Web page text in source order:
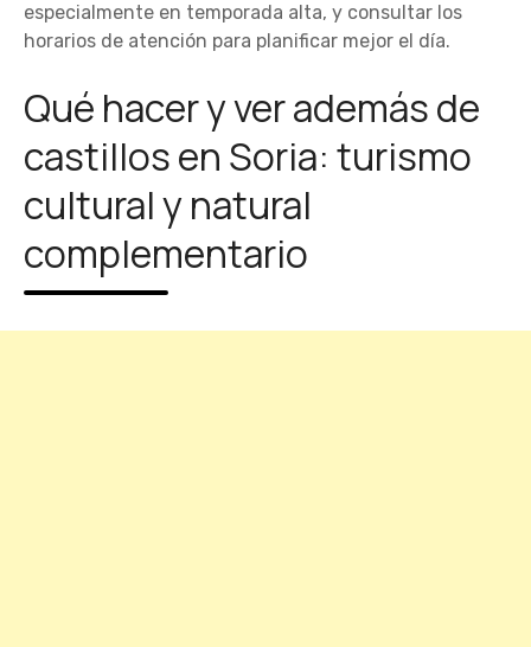
especialmente en temporada alta, y consultar los
horarios de atención para planificar mejor el día.
Qué hacer y ver además de
castillos en Soria: turismo
cultural y natural
complementario